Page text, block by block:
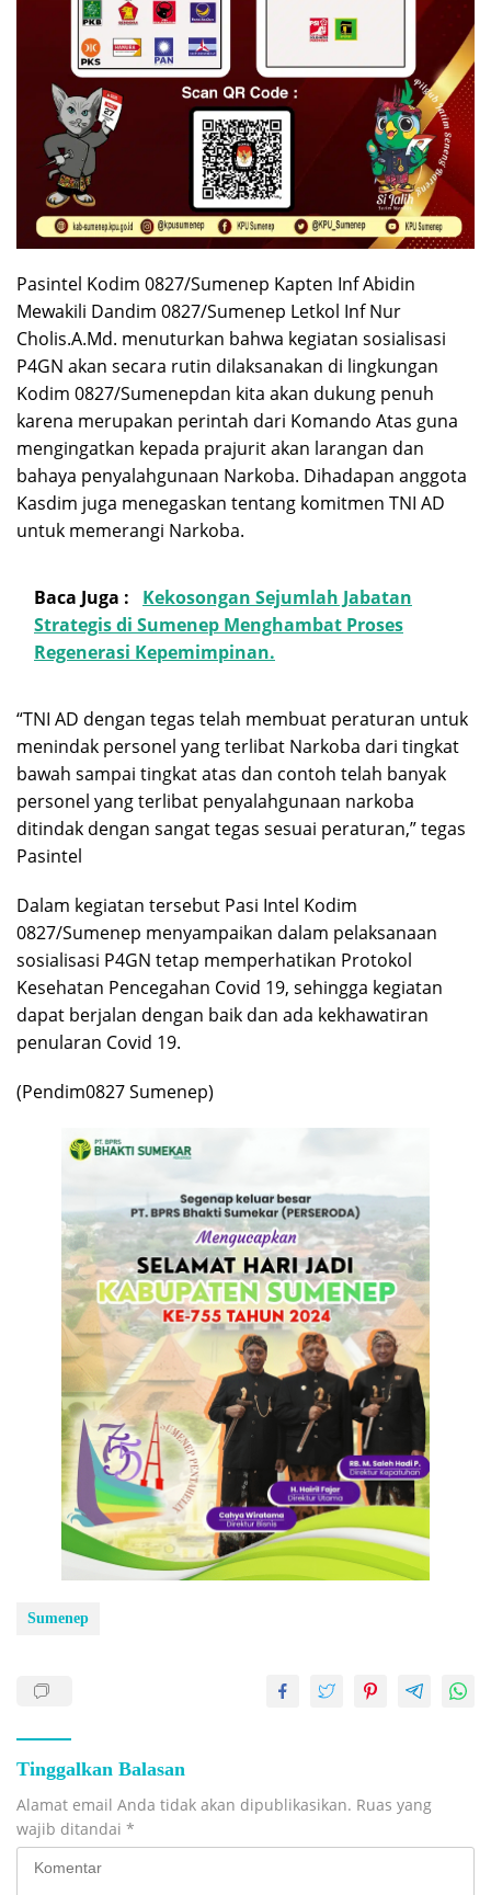
Pasintel Kodim 0827/Sumenep Kapten Inf Abidin
Mewakili Dandim 0827/Sumenep Letkol Inf Nur
Cholis.A.Md. menuturkan bahwa kegiatan sosialisasi
P4GN akan secara rutin dilaksanakan di lingkungan
Kodim 0827/Sumenepdan kita akan dukung penuh
karena merupakan perintah dari Komando Atas guna
mengingatkan kepada prajurit akan larangan dan
bahaya penyalahgunaan Narkoba. Dihadapan anggota
Kasdim juga menegaskan tentang komitmen TNI AD
untuk memerangi Narkoba.
Baca Juga :
Kekosongan Sejumlah Jabatan
Strategis di Sumenep Menghambat Proses
Regenerasi Kepemimpinan.
“TNI AD dengan tegas telah membuat peraturan untuk
menindak personel yang terlibat Narkoba dari tingkat
bawah sampai tingkat atas dan contoh telah banyak
personel yang terlibat penyalahgunaan narkoba
ditindak dengan sangat tegas sesuai peraturan,” tegas
Pasintel
Dalam kegiatan tersebut Pasi Intel Kodim
0827/Sumenep menyampaikan dalam pelaksanaan
sosialisasi P4GN tetap memperhatikan Protokol
Kesehatan Pencegahan Covid 19, sehingga kegiatan
dapat berjalan dengan baik dan ada kekhawatiran
penularan Covid 19.
(Pendim0827 Sumenep)
Sumenep
Tinggalkan Balasan
Alamat email Anda tidak akan dipublikasikan. Ruas yang
wajib ditandai *